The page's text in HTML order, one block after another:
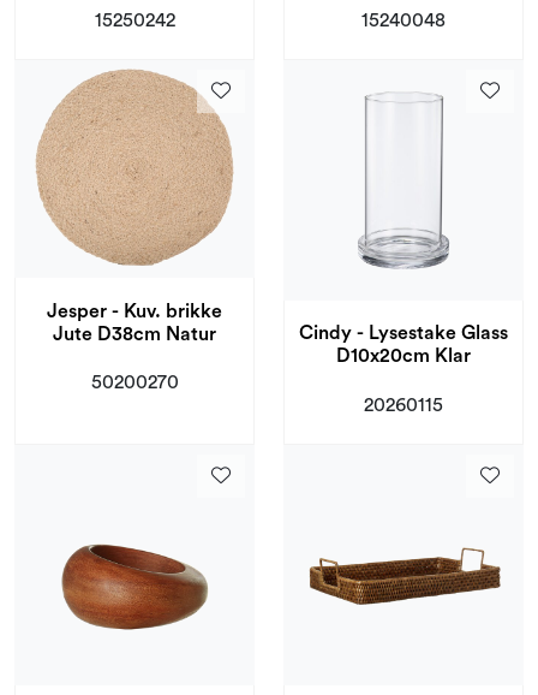
15250242 15240048
Jesper - Kuv. brikke
Jute D38cm Natur
50200270
Cindy - Lysestake Glass
D10x20cm Klar
20260115